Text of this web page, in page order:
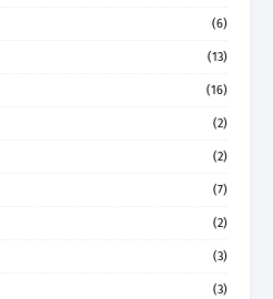
(6)
(13)
(16)
(2)
(2)
(7)
(2)
(3)
(3)